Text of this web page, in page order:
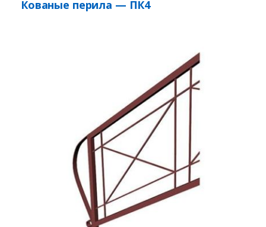
Комментарий к заказу
Кованые перила — ПК4